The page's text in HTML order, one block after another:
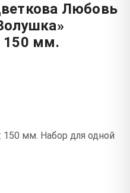
Любовь
150 мм.
мм. Набор для одной